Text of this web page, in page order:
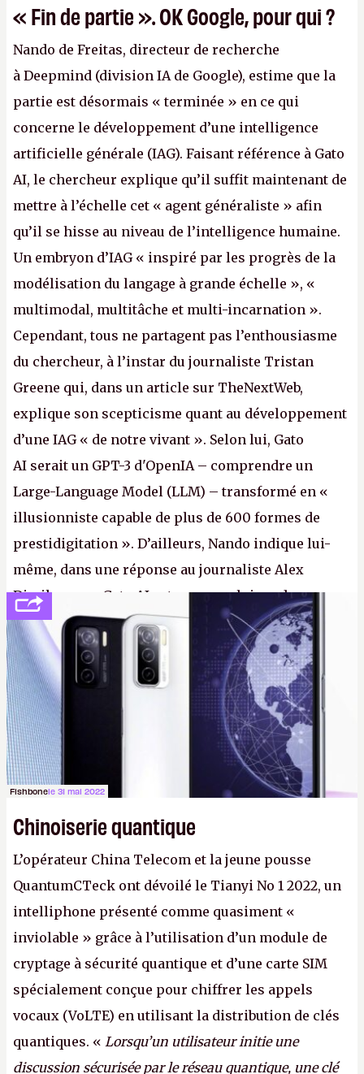
« Fin de partie ». OK Google, pour qui ?
Nando de Freitas, directeur de recherche
à Deepmind (division IA de Google), estime que la
partie est désormais « terminée » en ce qui
concerne le développement d’une intelligence
artificielle générale (IAG). Faisant référence à Gato
AI, le chercheur explique qu’il suffit maintenant de
mettre à l’échelle cet « agent généraliste » afin
qu’il se hisse au niveau de l’intelligence humaine.
Un embryon d’IAG « inspiré par les progrès de la
modélisation du langage à grande échelle », «
multimodal, multitâche et multi-incarnation ».
Cependant, tous ne partagent pas l’enthousiasme
du chercheur, à l’instar du journaliste Tristan
Greene qui, dans un article sur TheNextWeb,
explique son scepticisme quant au développement
d’une IAG « de notre vivant ». Selon lui, Gato
AI serait un GPT-3 d'OpenIA – comprendre un
Large-Language Model (LLM) – transformé en «
illusionniste capable de plus de 600 formes de
prestidigitation ». D’ailleurs, Nando indique lui-
même, dans une réponse au journaliste Alex
Dimikas, que Gato AI est « encore loin » de
prétendre réussir le célèbre test de Turing. (Crédit
photo : Pexels - Arthur Brognoli)
Fishbonele 31 mai 2022
Chinoiserie quantique
L’opérateur China Telecom et la jeune pousse
QuantumCTeck ont dévoilé le Tianyi No 1 2022, un
intelliphone présenté comme quasiment «
inviolable » grâce à l’utilisation d’un module de
cryptage à sécurité quantique et d’une carte SIM
spécialement conçue pour chiffrer les appels
vocaux (VoLTE) en utilisant la distribution de clés
quantiques. « Lorsqu’un utilisateur initie une
discussion sécurisée par le réseau quantique, une clé